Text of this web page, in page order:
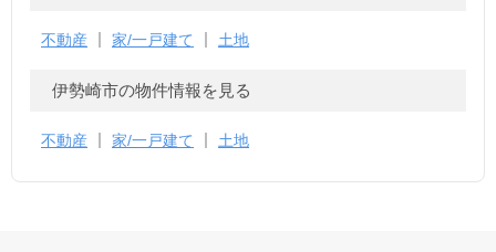
不動産 家/一戸建て 土地
伊勢崎市の物件情報を見る
不動産 家/一戸建て 土地